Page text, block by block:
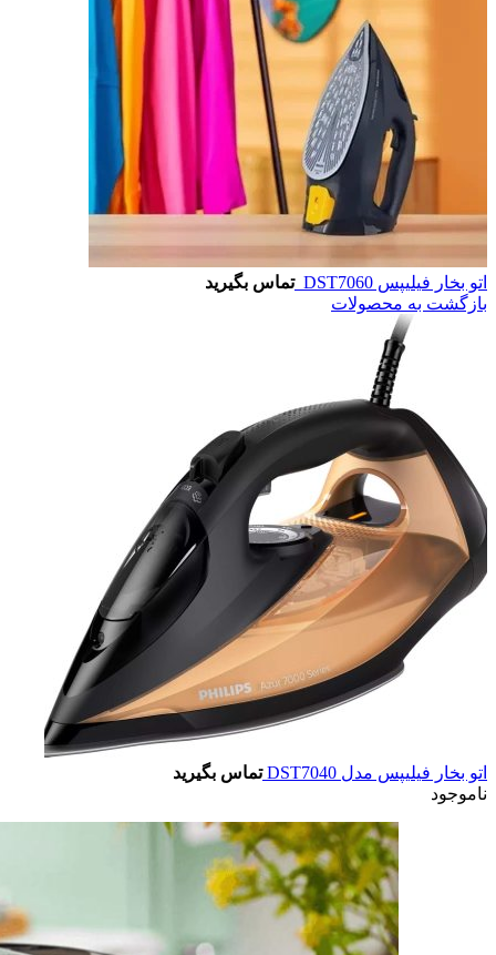
اتو بخار فیلیپس DST7060
تماس بگیرید
بازگشت به محصولات
اتو بخار فیلیپس مدل DST7040
تماس بگیرید
ناموجود